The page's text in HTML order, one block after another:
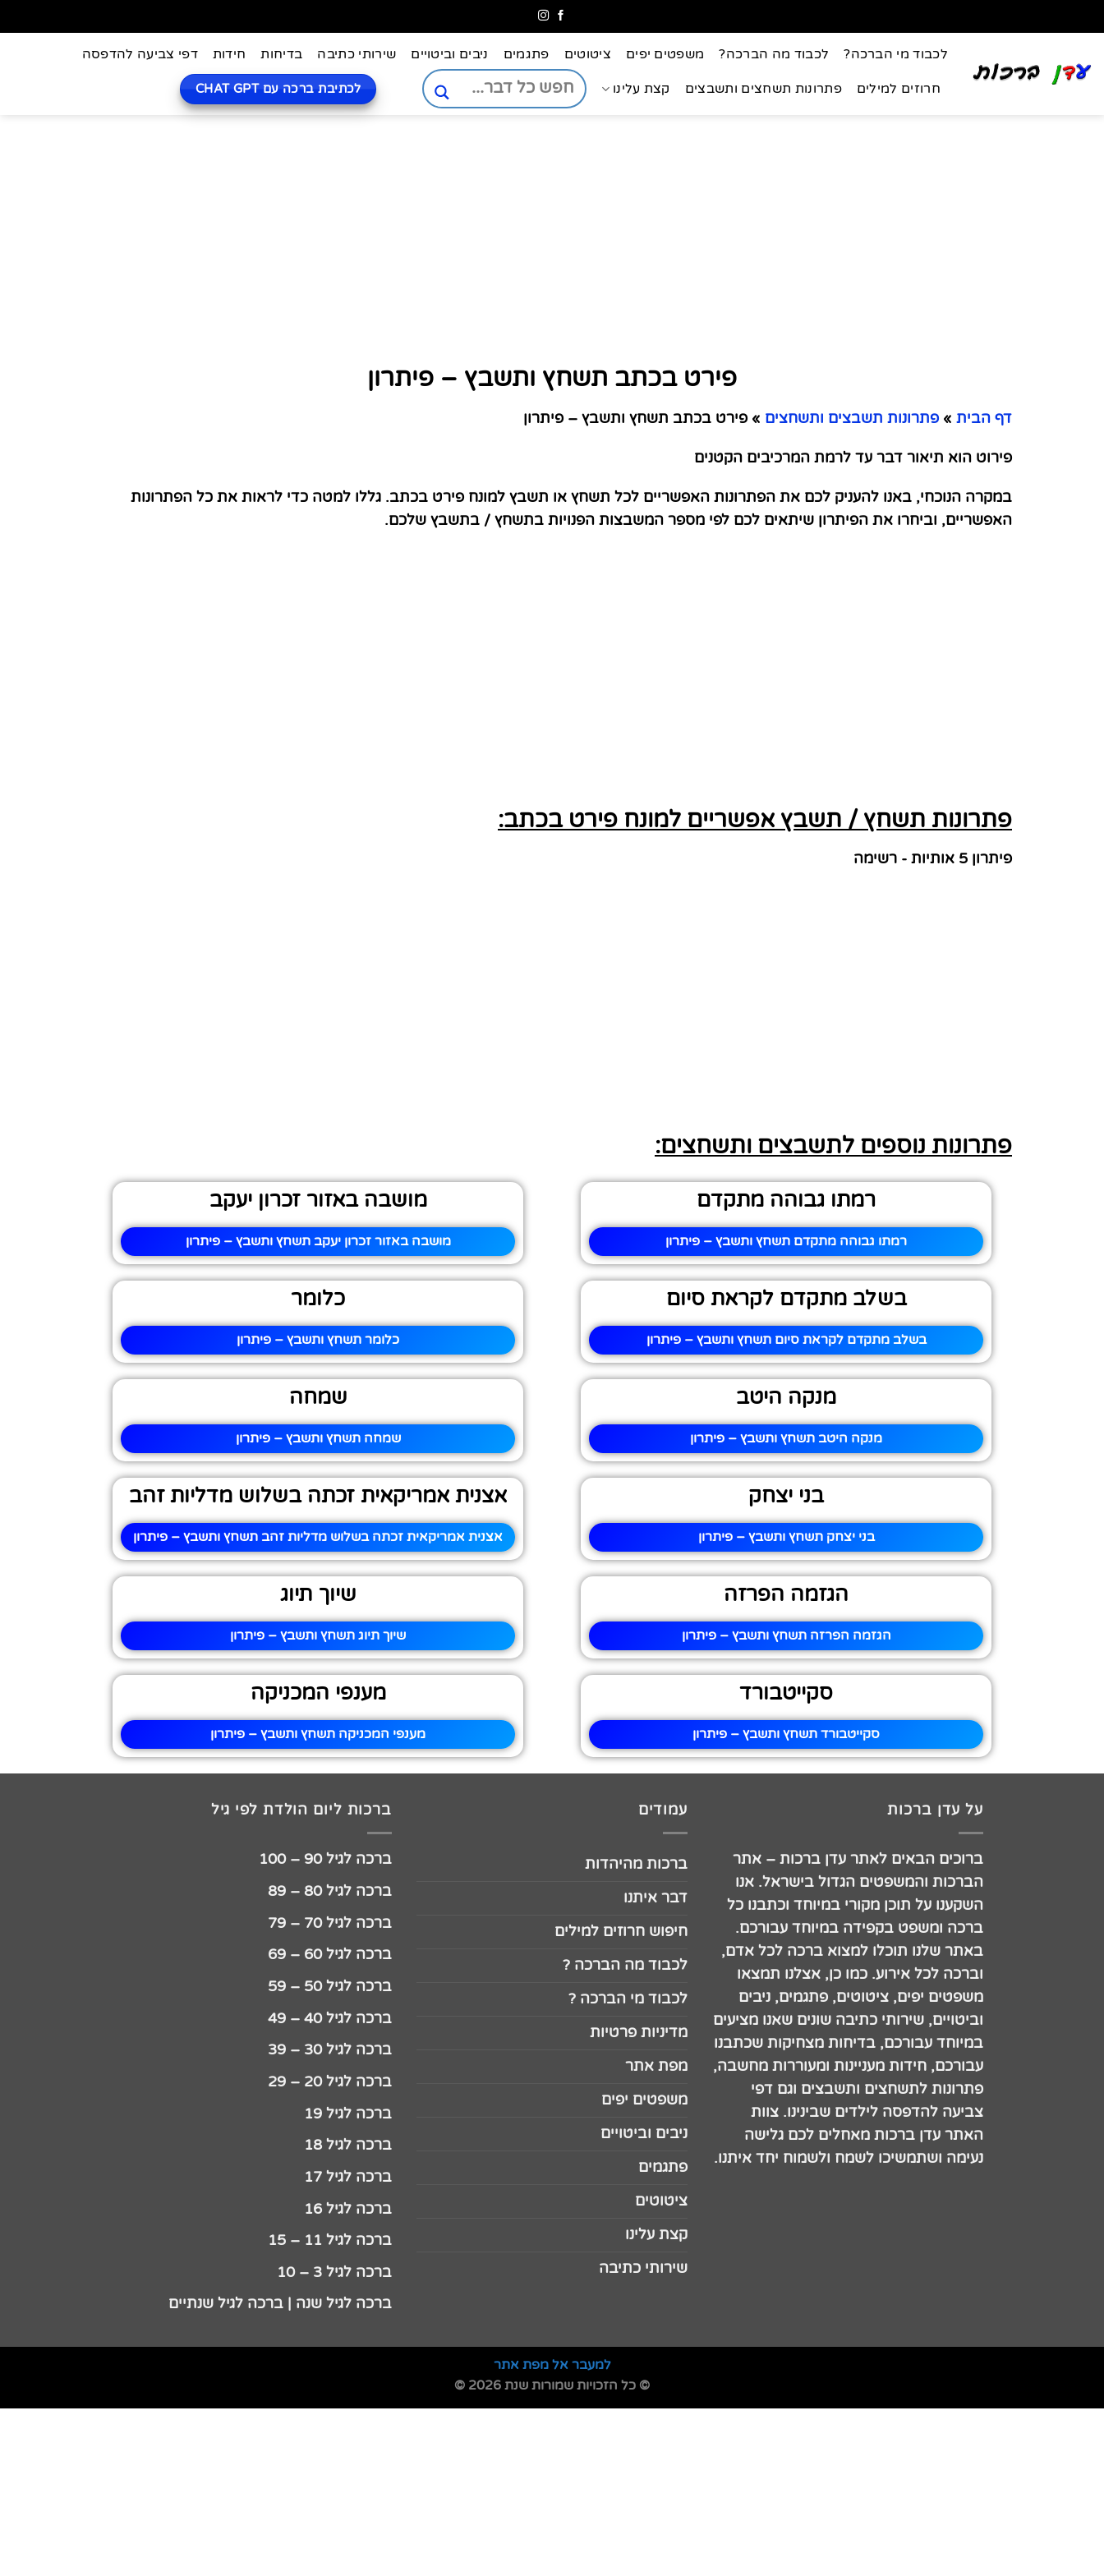
לכבוד מי הברכה? לכבוד מה הברכה? משפטים יפים ציטוטים פתגמים ניבים וביטויים שירותי כתיבה בדיחות חידות דפי צביעה להדפסה
חרוזים למילים פתרונות תשחצים ותשבצים קצת עלינו לכתיבת ברכה עם CHAT GPT
פירט בכתב תשחץ ותשבץ – פיתרון
דף הבית » פתרונות תשבצים ותשחצים » פירט בכתב תשחץ ותשבץ – פיתרון
פירוט הוא תיאור דבר עד לרמת המרכיבים הקטנים
במקרה הנוכחי, באנו להעניק לכם את הפתרונות האפשריים לכל תשחץ או תשבץ למונח פירט בכתב. גללו למטה כדי לראות את כל הפתרונות
האפשריים, וביחרו את הפיתרון שיתאים לכם לפי מספר המשבצות הפנויות בתשחץ / בתשבץ שלכם.
פתרונות תשחץ / תשבץ אפשריים למונח פירט בכתב:
פיתרון 5 אותיות - רשימה
פתרונות נוספים לתשבצים ותשחצים:
רמתו גבוהה מתקדם
רמתו גבוהה מתקדם תשחץ ותשבץ – פיתרון
מושבה באזור זכרון יעקב
מושבה באזור זכרון יעקב תשחץ ותשבץ – פיתרון
בשלב מתקדם לקראת סיום
בשלב מתקדם לקראת סיום תשחץ ותשבץ – פיתרון
כלומר
כלומר תשחץ ותשבץ – פיתרון
מנקה היטב
מנקה היטב תשחץ ותשבץ – פיתרון
שמחה
שמחה תשחץ ותשבץ – פיתרון
בני יצחק
בני יצחק תשחץ ותשבץ – פיתרון
אצנית אמריקאית זכתה בשלוש מדליות זהב
אצנית אמריקאית זכתה בשלוש מדליות זהב תשחץ ותשבץ – פיתרון
הגזמה הפרזה
הגזמה הפרזה תשחץ ותשבץ – פיתרון
שיוך תיוג
שיוך תיוג תשחץ ותשבץ – פיתרון
סקייטבורד
סקייטבורד תשחץ ותשבץ – פיתרון
מענפי המכניקה
מענפי המכניקה תשחץ ותשבץ – פיתרון
על עדן ברכות
ברוכים הבאים לאתר עדן ברכות – אתר
הברכות והמשפטים הגדול בישראל. אנו
השקענו על תוכן מקורי במיוחד וכתבנו כל
ברכה ומשפט בקפידה במיוחד עבורכם.
באתר שלנו תוכלו למצוא ברכה לכל אדם,
וברכה לכל אירוע. כמו כן, אצלנו תמצאו
משפטים יפים, ציטוטים, פתגמים, ניבים
וביטויים, שירותי כתיבה שונים שאנו מציעים
במיוחד עבורכם, בדיחות מצחיקות שכתבנו
עבורכם, חידות מעניינות ומעוררות מחשבה,
פתרונות לתשחצים ותשבצים וגם דפי
צביעה להדפסה לילדים שבינינו. צוות
האתר עדן ברכות מאחלים לכם גלישה
נעימה ושתמשיכו לשמח ולשמוח יחד איתנו.
עמודים
ברכות מהיהדות
דבר איתנו
חיפוש חרוזים למילים
לכבוד מה הברכה ?
לכבוד מי הברכה ?
מדיניות פרטיות
מפת אתר
משפטים יפים
ניבים וביטויים
פתגמים
ציטוטים
קצת עלינו
שירותי כתיבה
ברכות ליום הולדת לפי גיל
ברכה לגיל 90 – 100
ברכה לגיל 80 – 89
ברכה לגיל 70 – 79
ברכה לגיל 60 – 69
ברכה לגיל 50 – 59
ברכה לגיל 40 – 49
ברכה לגיל 30 – 39
ברכה לגיל 20 – 29
ברכה לגיל 19
ברכה לגיל 18
ברכה לגיל 17
ברכה לגיל 16
ברכה לגיל 11 – 15
ברכה לגיל 3 – 10
ברכה לגיל שנה | ברכה לגיל שנתיים
למעבר אל מפת אתר
© כל הזכויות שמורות שנת 2026 ©